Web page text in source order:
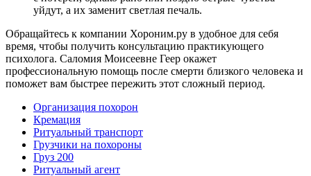
уйдут, а их заменит светлая печаль.
Обращайтесь к компании Хороним.ру в удобное для себя
время, чтобы получить консультацию практикующего
психолога. Саломия Моисеевне Геер окажет
профессиональную помощь после смерти близкого человека и
поможет вам быстрее пережить этот сложный период.
Организация похорон
Кремация
Ритуальный транспорт
Грузчики на похороны
Груз 200
Ритуальный агент